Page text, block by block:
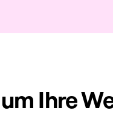
Ihre